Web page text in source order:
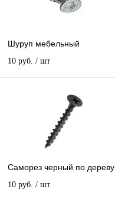
Шуруп мебельный
10 руб. / шт
Саморез черный по дереву
10 руб. / шт